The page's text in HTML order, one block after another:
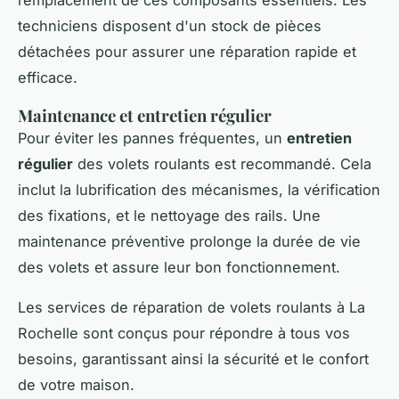
techniciens disposent d'un stock de pièces
détachées pour assurer une réparation rapide et
efficace.
Maintenance et entretien régulier
Pour éviter les pannes fréquentes, un entretien
régulier des volets roulants est recommandé. Cela
inclut la lubrification des mécanismes, la vérification
des fixations, et le nettoyage des rails. Une
maintenance préventive prolonge la durée de vie
des volets et assure leur bon fonctionnement.
Les services de réparation de volets roulants à La
Rochelle sont conçus pour répondre à tous vos
besoins, garantissant ainsi la sécurité et le confort
de votre maison.